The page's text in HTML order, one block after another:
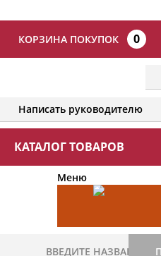
КОРЗИНА ПОКУПОК 0
Написать руководителю
КАТАЛОГ ТОВАРОВ
Меню